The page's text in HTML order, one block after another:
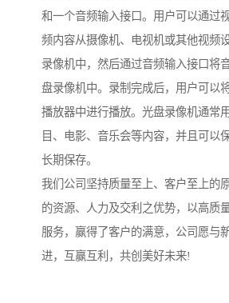
和一个音频输入接口。用户可以通过
频内容从摄像机、电视机或其他视频
录像机中，然后通过音频输入接口将
盘录像机中。录制完成后，用户可以
播放器中进行播放。光盘录像机通常
目、电影、音乐会等内容，并且可以
长期保存。
我们公司坚持质量至上、客户至上的
的资源、人力及交利之优势，以高质
服务，赢得了客户的满意，公司愿与
进，互赢互利，共创美好未来!